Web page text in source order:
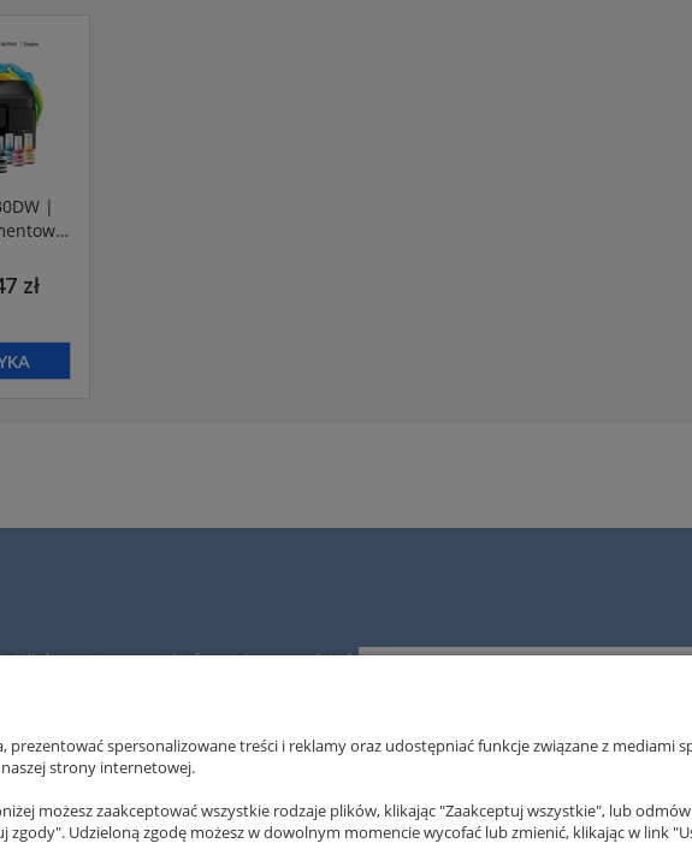
|
z
zł
chcesz otrzymywać informacje o nowościach
OBSŁUGA KLIENTA POMOC MOJE
spersonalizowane treści i reklamy oraz udostępniać funkcje związane z mediami
strony internetowej.
możesz zaakceptować wszystkie rodzaje plików, klikając "Zaakceptuj wszystkie", lub
Udzieloną zgodę możesz w dowolnym momencie wycofać lub zmienić, klikając w link